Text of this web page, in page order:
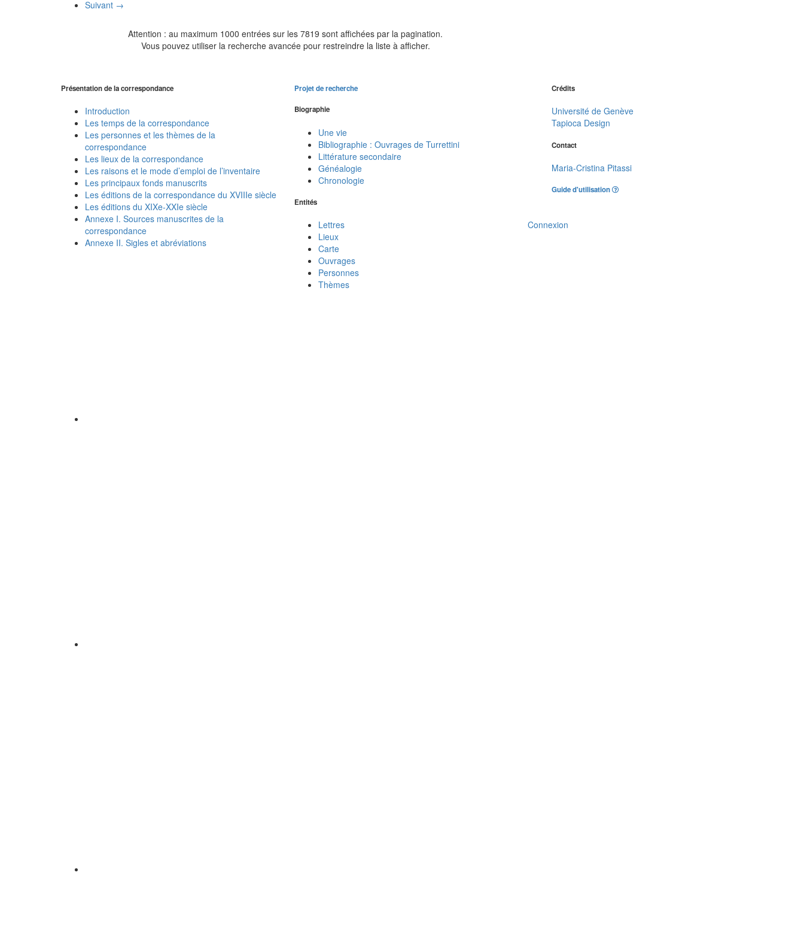
Suivant →
Attention : au maximum 1000 entrées sur les 7819 sont affichées par la pagination.
Vous pouvez utiliser la recherche avancée pour restreindre la liste à afficher.
Présentation de la correspondance
Introduction
Les temps de la correspondance
Les personnes et les thèmes de la
correspondance
Les lieux de la correspondance
Les raisons et le mode d’emploi de l’inventaire
Les principaux fonds manuscrits
Les éditions de la correspondance du XVIIIe siècle
Les éditions du XIXe-XXIe siècle
Annexe I. Sources manuscrites de la
correspondance
Annexe II. Sigles et abréviations
Projet de recherche
Biographie
Une vie
Bibliographie : Ouvrages de Turrettini
Littérature secondaire
Généalogie
Chronologie
Entités
Lettres
Lieux
Carte
Ouvrages
Personnes
Thèmes
Crédits
Université de Genève
Tapioca Design
Contact
Maria-Cristina Pitassi
Guide d'utilisation
Connexion